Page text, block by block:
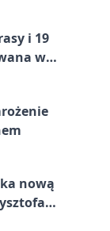
i 19
w
nową